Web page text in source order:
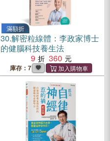
滿額折
30.解密粒線體：李政家博士
的健腦科技養生法
9
360
庫存：7